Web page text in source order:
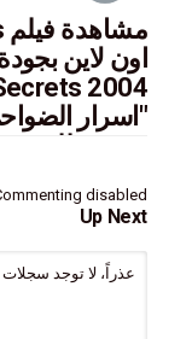
اون لاين
مترجم
disabled.
Up Next
عذراً، لا توجد